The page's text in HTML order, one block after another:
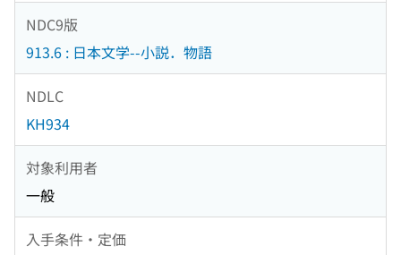
NDC9版
913.6 : 日本文学--小説．物語
NDLC
KH934
対象利用者
一般
入手条件・定価